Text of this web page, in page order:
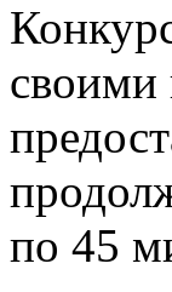
своими
по 45